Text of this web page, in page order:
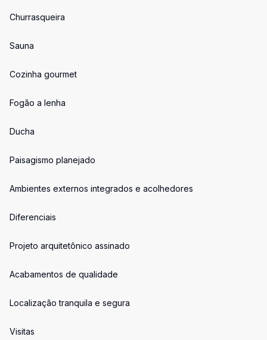
Churrasqueira
Sauna
Cozinha gourmet
Fogão a lenha
Ducha
Paisagismo planejado
Ambientes externos integrados e acolhedores
Diferenciais
Projeto arquitetônico assinado
Acabamentos de qualidade
Localização tranquila e segura
Visitas